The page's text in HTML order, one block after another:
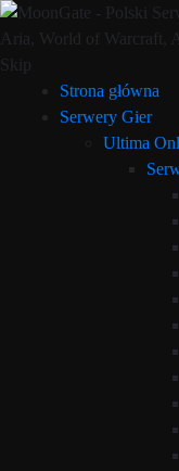
Skip
Strona główna
Serwery Gier
Ultima